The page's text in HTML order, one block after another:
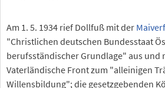
Am 1. 5. 1934 rief Dollfuß mit der
"Christlichen deutschen Bundesstaat
berufsständischer Grundlage" aus und
Vaterländische Front zum "alleinigen
Willensbildung"; die gesetzgebenden